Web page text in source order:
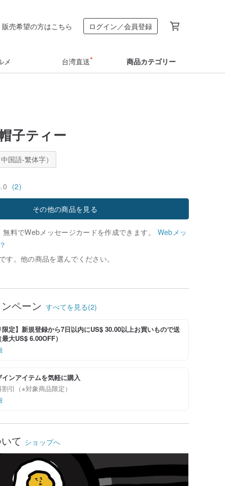
販売希望の方はこちら ログイン／会員登録
メ 台湾直送 商品カテゴリー
子ティー
国語-繁体字）
(2)
その他の商品を見る
無料でWebメッセージカードを作成できます。 Webメッ
す。他の商品を選んでください。
ペーン すべてを見る(2)
限定】新規登録から7日以内にUS$ 30.00以上お買いもので送
大US$ 6.00OFF）
ンアイテムを気軽に購入
引（※対象商品限定）
て ショップへ